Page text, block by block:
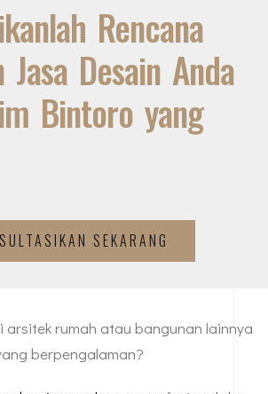
Rencana
Jasa Desain Anda
Bintoro yang
SEKARANG
arsitek rumah atau bangunan lainnya
berpengalaman?